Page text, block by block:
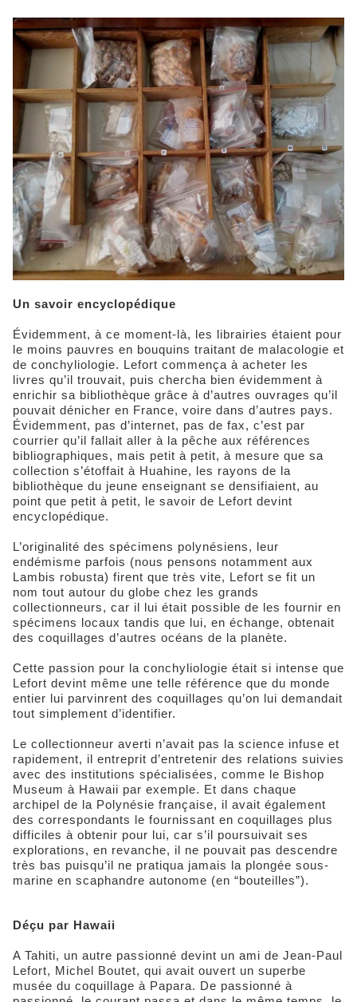
Un savoir encyclopédique
Évidemment, à ce moment-là, les librairies étaient pour
le moins pauvres en bouquins traitant de malacologie et
de conchyliologie. Lefort commença à acheter les
livres qu’il trouvait, puis chercha bien évidemment à
enrichir sa bibliothèque grâce à d’autres ouvrages qu’il
pouvait dénicher en France, voire dans d’autres pays.
Évidemment, pas d’internet, pas de fax, c’est par
courrier qu’il fallait aller à la pêche aux références
bibliographiques, mais petit à petit, à mesure que sa
collection s’étoffait à Huahine, les rayons de la
bibliothèque du jeune enseignant se densifiaient, au
point que petit à petit, le savoir de Lefort devint
encyclopédique.
L’originalité des spécimens polynésiens, leur
endémisme parfois (nous pensons notamment aux
Lambis robusta) firent que très vite, Lefort se fit un
nom tout autour du globe chez les grands
collectionneurs, car il lui était possible de les fournir en
spécimens locaux tandis que lui, en échange, obtenait
des coquillages d’autres océans de la planète.
Cette passion pour la conchyliologie était si intense que
Lefort devint même une telle référence que du monde
entier lui parvinrent des coquillages qu’on lui demandait
tout simplement d’identifier.
Le collectionneur averti n’avait pas la science infuse et
rapidement, il entreprit d’entretenir des relations suivies
avec des institutions spécialisées, comme le Bishop
Museum à Hawaii par exemple. Et dans chaque
archipel de la Polynésie française, il avait également
des correspondants le fournissant en coquillages plus
difficiles à obtenir pour lui, car s’il poursuivait ses
explorations, en revanche, il ne pouvait pas descendre
très bas puisqu’il ne pratiqua jamais la plongée sous-
marine en scaphandre autonome (en “bouteilles”).
Déçu par Hawaii
A Tahiti, un autre passionné devint un ami de Jean-Paul
Lefort, Michel Boutet, qui avait ouvert un superbe
musée du coquillage à Papara. De passionné à